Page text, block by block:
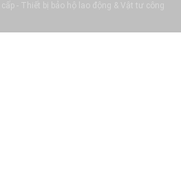
- Thiết bị bảo hộ lao động & Vật tư công